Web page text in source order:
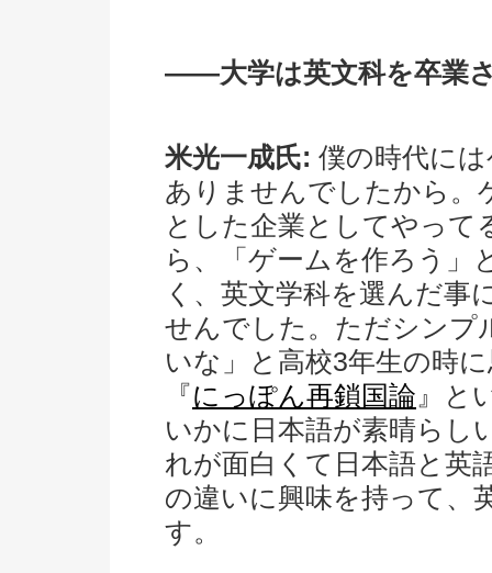
――大学は英文科を卒業
米光一成氏: 僕の時代に
ありませんでしたから。
とした企業としてやって
ら、「ゲームを作ろう」
く、英文学科を選んだ事
せんでした。ただシンプ
いな」と高校3年生の時
『にっぽん再鎖国論 』と
いかに日本語が素晴らし
れが面白くて日本語と英
の違いに興味を持って、
す。